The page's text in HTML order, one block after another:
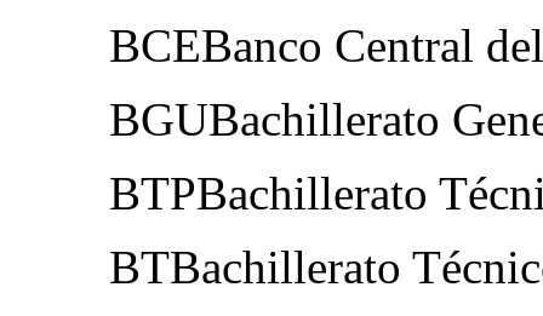
BCEBanco Central
BGUBachillerato
BTPBachillerato
BTBachillerato